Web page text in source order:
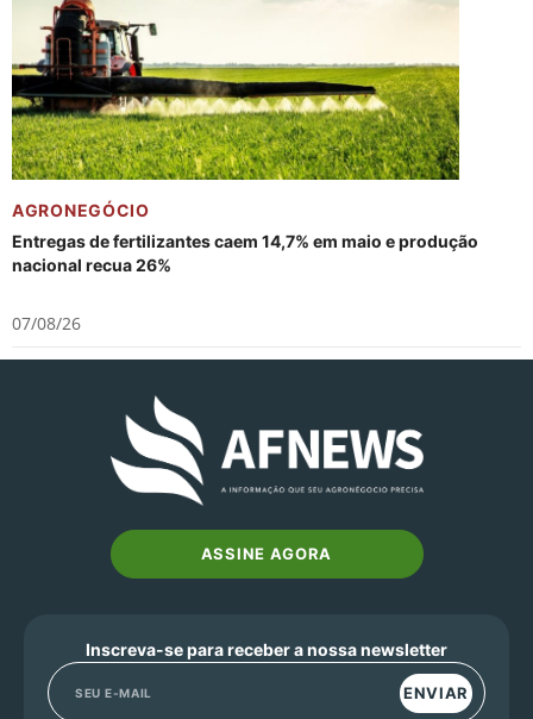
AGRONEGÓCIO
Entregas de fertilizantes caem 14,7% em maio e produção
nacional recua 26%
07/08/26
ASSINE AGORA
Inscreva-se para receber a nossa newsletter
ENVIAR